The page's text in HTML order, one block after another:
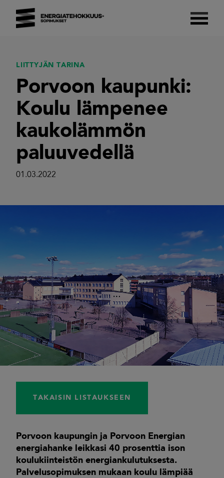
content
LIITTYJÄN TARINA
Porvoon kaupunki:
Koulu lämpenee
kaukolämmön
paluuvedellä
01.03.2022
TAKAISIN LISTAUKSEEN
Porvoon kaupungin ja Porvoon Energian
energiahanke leikkasi 40 prosenttia ison
koulukiinteistön energiankulutuksesta.
Palvelusopimuksen mukaan koulu lämpiää